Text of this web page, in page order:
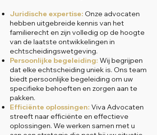
Juridische expertise: Onze advocaten
hebben uitgebreide kennis van het
familierecht en zijn volledig op de hoogte
van de laatste ontwikkelingen in
echtscheidingswetgeving.
Persoonlijke begeleiding: Wij begrijpen
dat elke echtscheiding uniek is. Ons team
biedt persoonlijke begeleiding om uw
specifieke behoeften en zorgen aan te
pakken.
Efficiënte oplossingen: Viva Advocaten
streeft naar efficiënte en effectieve
oplossingen. We werken samen met u